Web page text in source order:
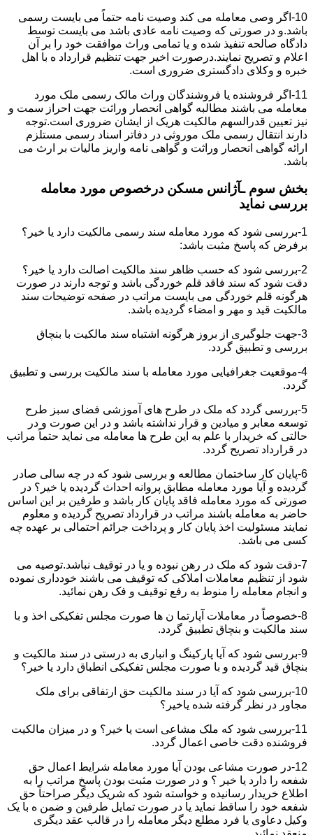
10-اگر وصی معامله می کند وصیت نامه حتماً می بایست رسمی
باشد.و در صورتی که وصیت نامه عادی باشد می بایست توسط
دادگاه صالحه تنفیذ شده و یا تمامی وراث موافقت خود را بر آن
اعلام و تصریح نمایند.درصورت اخیر جهت تنظیم قرارداد ه با اهل
خبره و وکلای دادگستری ضروری است.
11-اگر فروشنده یا فروشندگان وراث مالک رسمی ملک مورد
معامله می باشند مطالبه گواهی انحصار وراثت جهت احراز سمت و
نیز تعیین قدرالسهم مالکیت هریک از ایشان ضروری است.توجه
دارند انتقال رسمی ملک موروثی در دفاتر اسناد رسمی مستلزم
ارائه گواهی انحصار وراثت و گواهی نامه واریز مالیات بر ارث می
باشد.
بخش سوم ـآژانس مسکن درخصوص مورد معامله
بررسی نماید
1-بررسی شود که مورد معامله سند رسمی مالکیت دارد یا خیر؟
برفرض که پاسخ مثبت باشد:
2-بررسی شود که حسب ظاهر سند مالکیت اصالت دارد یا خیر؟
دقت شود که سند فاقد قلم خوردگی باشد و توجه دارند در صورت
هرگونه قلم خوردگی می بایست مراتب در صفحه توضیحات سند
مالکیت قید و مهر و امضاء گردیده باشد.
3-جهت جلوگیری از بروز هرگونه اشتباه سند مالکیت با بنچاق
بررسی و تطبیق گردد.
4-موقعیت جغرافیایی مورد معامله با سند مالکیت بررسی و تطبیق
گردد.
5-بررسی گردد که ملک در طرح های آموزشی فضای سبز طرح
توسعه معابر و میادین و قرار نداشته باشد و در این صورت و در
حالتی که خریدار با علم به این طرح ها معامله می نماید حتماً مراتب
در قرارداد تصریح گردد.
6-پایان کار ساختمان مطالعه و بررسی شود که در چه سالی صادر
گردیده و آیا مورد معامله مطابق پروانه احداث گردیده یا خیر؟ در
صورتی که مورد معامله فاقد پایان کار باشد و طرفین بر این اساس
حاضر به معامله باشند مراتب در قرارداد تصریح گردیده و معلوم
نمایند مسئولیت اخذ پایان کار و پرداخت جرائم احتمالی بر عهده چه
کسی می باشد.
7-دقت شود که ملک در رهن نبوده و یا در توقیف نباشد.توصیه می
شود از تنظیم معاملات املاکی که توقیف می باشند خودداری نموده
و انجام معامله را منوط به رفع توقیف و فک رهن نمائید.
8-خصوصاً در معاملات آپارتما ن ها صورت مجلس تفکیکی اخذ و با
سند مالکیت و بنچاق تطبیق گردد.
9-بررسی شود که آیا پارکینگ و انباری به درستی در سند مالکیت و
بنچاق قید گردیده و با صورت مجلس تفکیکی انطباق دارد یا خیر؟
10-بررسی شود که آیا در سند مالکیت حق ارتفاقی برای ملک
مجاور در نظر گرفته شده یاخیر؟
11-بررسی شود که ملک مشاعی است یا خیر؟ و در میزان مالکیت
فروشنده دقت خاصی اعمال گردد.
12-در صورت مشاعی بودن آیا مورد معامله شرایط اعمال حق
شفعه را دارد یا خیر ؟ و در صورت مثبت بودن پاسخ مراتب را به
اطلاع خریدار رسانیده و خواسته شود که شریک دیگر صراحتاً حق
شفعه خود را ساقط نماید یا در صورت تمایل طرفین و ضمن ه با یک
وکیل دعاوی یا فرد مطلع دیگر معامله را در قالب عقد دیگری